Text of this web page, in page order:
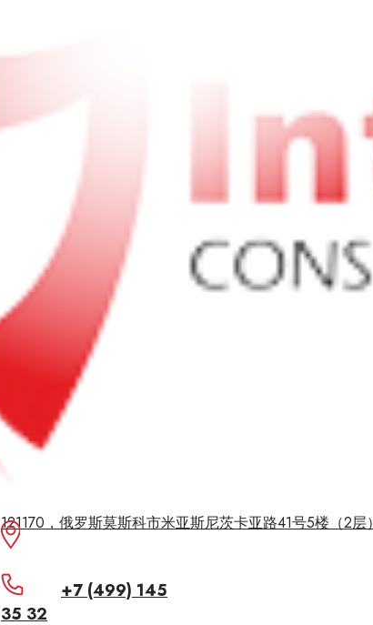
121170，俄罗斯莫斯科市米亚斯尼茨卡亚路41号5楼（2层）
+7 (499) 145
35 32